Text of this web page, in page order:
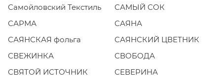
Самойловский Текстиль
САМЫЙ СОК
САРМА
САЯНА
САЯНСКАЯ фольга
САЯНСКИЙ ЦВЕТНИК
СВЕЖИНКА
СВОБОДА
СВЯТОЙ ИСТОЧНИК
СЕВЕРИНА